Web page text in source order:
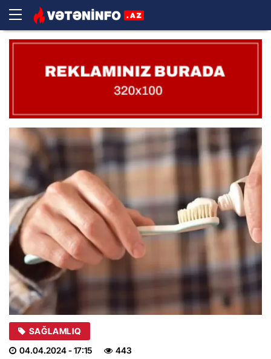
SAĞLAMLIQ
04.04.2024- 17:15 443